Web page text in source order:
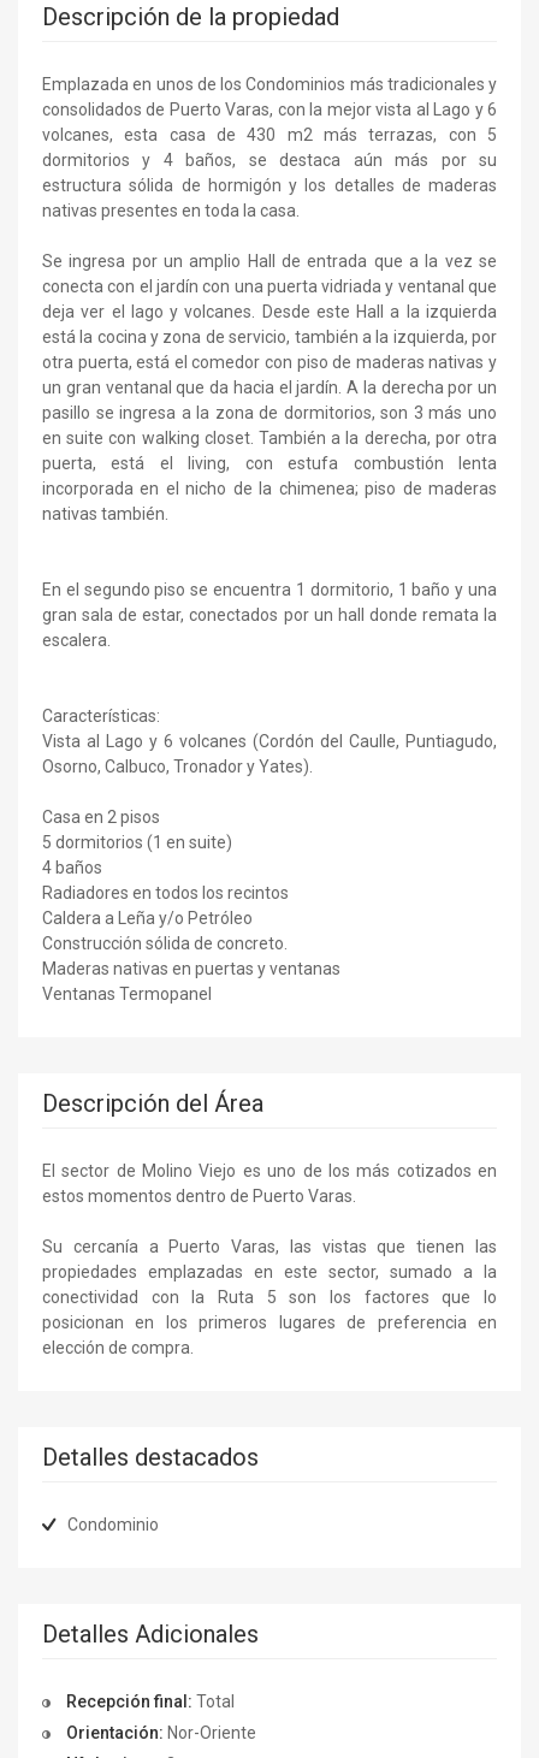
Descripción de la propiedad
Emplazada en unos de los Condominios más tradicionales y
consolidados de Puerto Varas, con la mejor vista al Lago y 6
volcanes, esta casa de 430 m2 más terrazas, con 5
dormitorios y 4 baños, se destaca aún más por su
estructura sólida de hormigón y los detalles de maderas
nativas presentes en toda la casa.
Se ingresa por un amplio Hall de entrada que a la vez se
conecta con el jardín con una puerta vidriada y ventanal que
deja ver el lago y volcanes. Desde este Hall a la izquierda
está la cocina y zona de servicio, también a la izquierda, por
otra puerta, está el comedor con piso de maderas nativas y
un gran ventanal que da hacia el jardín. A la derecha por un
pasillo se ingresa a la zona de dormitorios, son 3 más uno
en suite con walking closet. También a la derecha, por otra
puerta, está el living, con estufa combustión lenta
incorporada en el nicho de la chimenea; piso de maderas
nativas también.
En el segundo piso se encuentra 1 dormitorio, 1 baño y una
gran sala de estar, conectados por un hall donde remata la
escalera.
Características:
Vista al Lago y 6 volcanes (Cordón del Caulle, Puntiagudo,
Osorno, Calbuco, Tronador y Yates).
Casa en 2 pisos
5 dormitorios (1 en suite)
4 baños
Radiadores en todos los recintos
Caldera a Leña y/o Petróleo
Construcción sólida de concreto.
Maderas nativas en puertas y ventanas
Ventanas Termopanel
Descripción del Área
El sector de Molino Viejo es uno de los más cotizados en
estos momentos dentro de Puerto Varas.
Su cercanía a Puerto Varas, las vistas que tienen las
propiedades emplazadas en este sector, sumado a la
conectividad con la Ruta 5 son los factores que lo
posicionan en los primeros lugares de preferencia en
elección de compra.
Detalles destacados
Condominio
Detalles Adicionales
Recepción final: Total
Orientación: Nor-Oriente